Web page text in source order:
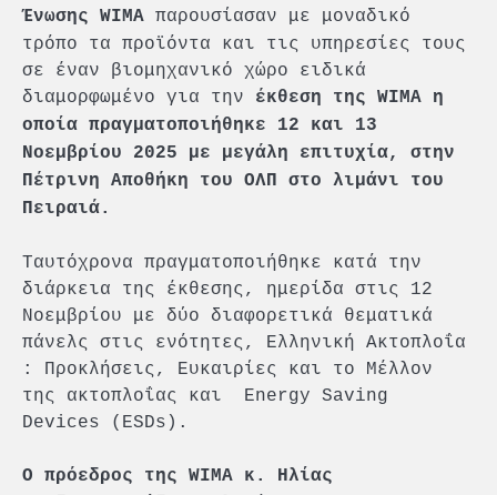
Ένωσης WIMA παρουσίασαν με μοναδικό
τρόπο τα προϊόντα και τις υπηρεσίες τους
σε έναν βιομηχανικό χώρο ειδικά
διαμορφωμένο για την έκθεση της WIMA η
οποία πραγματοποιήθηκε 12 και 13
Νοεμβρίου 2025 με μεγάλη επιτυχία, στην
Πέτρινη Αποθήκη του ΟΛΠ στο λιμάνι του
Πειραιά.
Ταυτόχρονα πραγματοποιήθηκε κατά την
διάρκεια της έκθεσης, ημερίδα στις 12
Νοεμβρίου με δύο διαφορετικά θεματικά
πάνελς στις ενότητες, Ελληνική Ακτοπλοΐα
: Προκλήσεις, Ευκαιρίες και το Μέλλον
της ακτοπλοΐας και Energy Saving
Devices (ESDs).
Ο πρόεδρος της WIMA κ. Ηλίας